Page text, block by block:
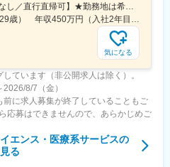
【全国27都府県／原則転勤なし／直行直帰可】★勤務地は希望を考慮★拠点により車通勤OK※充足状況により、ご希望の勤務地での募集が終了している場合があります。※転居を伴う転勤の有無は、半年ごとに希望を伺い、選択いただけます。■東北■・宮城県（仙台市）■関東■・東京都（東京23区など）・神奈川県（横浜市など）・埼玉県（さいたま市など）・千葉県（千葉市など）・茨城県（水戸市）・栃木県（宇都宮市／足利市）・群馬県（前橋市）■東海■・愛知県（名古屋市／豊田市／豊橋市／小牧市）・静岡県（静岡市／浜松市／沼津市／焼津市／富士市）・岐阜県（岐阜市）・三重県（四日市市）■信越・北陸■・長野県（長野市）・山梨県（甲府市）・石川県（金沢市）・富山県（富山市）・福井県（福井市）■関西■・大阪府・兵庫県（神戸市／尼崎市／姫路市）・京都府（京都市）・奈良県（奈良市／天理市）・滋賀県（大津市／彦根市）・和歌山県（和歌山市／田辺市）■中国■・広島県（広島市）・岡山県（岡山市）■四国■・香川県（高松市）■九州■・福岡県（福岡市）
年収535万円（入社3年目／29歳） 年収450万円（入社2年目／26歳）
気になる
ています（非公開求人は除く）。
8/7（金）
に求人募集が終了していることもご
応募はできませんので、あらかじめご
エンス・医療系サービスの
る